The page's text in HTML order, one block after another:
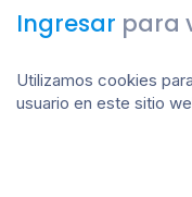
Ingresar para
Utilizamos cookies
usuario en este sitio